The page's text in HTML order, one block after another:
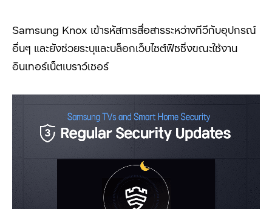
Samsung Knox เข้ารหัสการสื่อสารระหว่างทีวีกับอุปกรณ์
อื่นๆ และยังช่วยระบุและบล็อกเว็บไซต์ฟิชชิ่งขณะใช้งาน
อินเทอร์เน็ตเบราว์เซอร์